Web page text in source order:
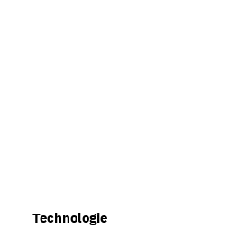
Technologie